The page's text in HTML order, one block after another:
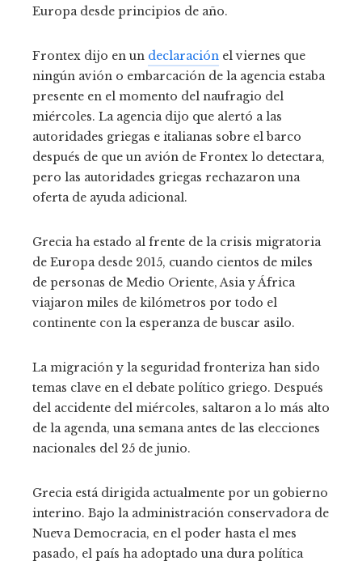
Europa desde principios de año.
Frontex dijo en un declaración el viernes que
ningún avión o embarcación de la agencia estaba
presente en el momento del naufragio del
miércoles. La agencia dijo que alertó a las
autoridades griegas e italianas sobre el barco
después de que un avión de Frontex lo detectara,
pero las autoridades griegas rechazaron una
oferta de ayuda adicional.
Grecia ha estado al frente de la crisis migratoria
de Europa desde 2015, cuando cientos de miles
de personas de Medio Oriente, Asia y África
viajaron miles de kilómetros por todo el
continente con la esperanza de buscar asilo.
La migración y la seguridad fronteriza han sido
temas clave en el debate político griego. Después
del accidente del miércoles, saltaron a lo más alto
de la agenda, una semana antes de las elecciones
nacionales del 25 de junio.
Grecia está dirigida actualmente por un gobierno
interino. Bajo la administración conservadora de
Nueva Democracia, en el poder hasta el mes
pasado, el país ha adoptado una dura política